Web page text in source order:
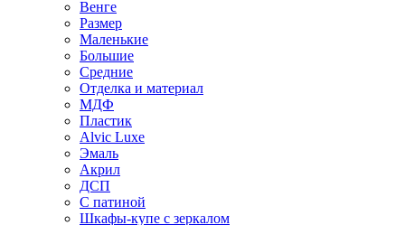
Венге
Размер
Маленькие
Большие
Средние
Отделка и материал
МДФ
Пластик
Alvic Luxe
Эмаль
Акрил
ДСП
С патиной
Шкафы-купе с зеркалом